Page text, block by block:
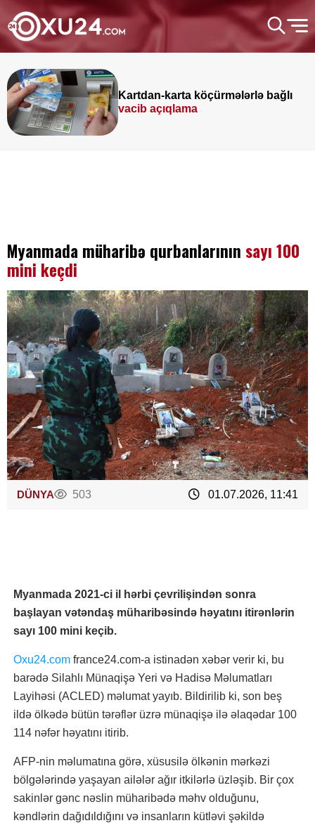
Kartdan-karta köçürmələrlə bağlı
vacib açıqlama
Myanmada müharibə qurbanlarının sayı 100
mini keçdi
DÜNYA 503 01.07.2026, 11:41
Myanmada 2021-ci il hərbi çevrilişindən sonra
başlayan vətəndaş müharibəsində həyatını itirənlərin
sayı 100 mini keçib.
Oxu24.com france24.com-a istinadən xəbər verir ki, bu
barədə Silahlı Münaqişə Yeri və Hadisə Məlumatları
Layihəsi (ACLED) məlumat yayıb. Bildirilib ki, son beş
ildə ölkədə bütün tərəflər üzrə münaqişə ilə əlaqədar 100
114 nəfər həyatını itirib.
AFP-nin məlumatına görə, xüsusilə ölkənin mərkəzi
bölgələrində yaşayan ailələr ağır itkilərlə üzləşib. Bir çox
sakinlər gənc nəslin müharibədə məhv olduğunu,
kəndlərin dağıdıldığını və insanların kütləvi şəkildə